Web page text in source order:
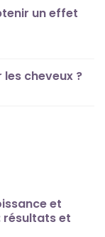
un effet
cheveux ?
et
et